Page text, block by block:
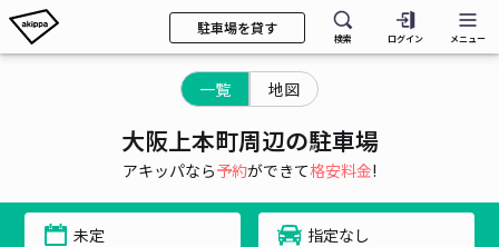
駐車場を貸す
検索 ログイン メニュー
一覧 地図
大阪上本町周辺の駐車場
アキッパなら予約ができて格安料金!
未定 指定なし